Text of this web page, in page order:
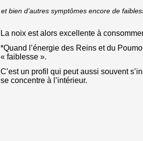
et bien d’autres symptômes encore de
La noix est alors excellente à
*Quand l’énergie des Reins et du
« faiblesse ».
C’est un profil qui peut aussi souvent
se concentre à l’intérieur.